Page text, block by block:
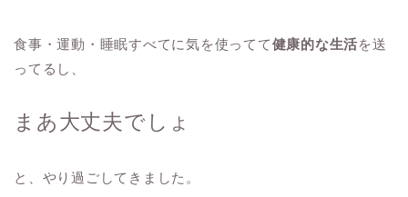
食事・運動・睡眠すべてに気を使ってて健康的な生活を送
ってるし、
まあ大丈夫でしょ
と、やり過ごしてきました。